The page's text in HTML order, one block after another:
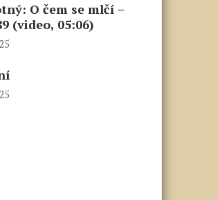
O čem se mlčí –
(video, 05:06)